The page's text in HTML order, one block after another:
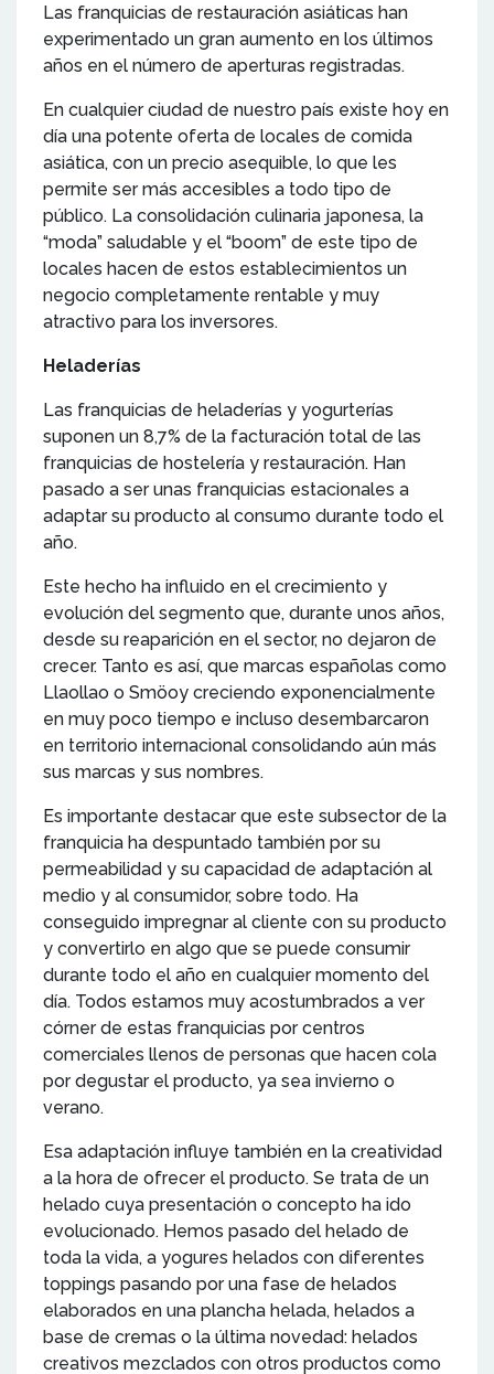
Las franquicias de restauración asiáticas han
experimentado un gran aumento en los últimos
años en el número de aperturas registradas.
En cualquier ciudad de nuestro país existe hoy en
día una potente oferta de locales de comida
asiática, con un precio asequible, lo que les
permite ser más accesibles a todo tipo de
público. La consolidación culinaria japonesa, la
“moda” saludable y el “boom” de este tipo de
locales hacen de estos establecimientos un
negocio completamente rentable y muy
atractivo para los inversores.
Heladerías
Las franquicias de heladerías y yogurterías
suponen un 8,7% de la facturación total de las
franquicias de hostelería y restauración. Han
pasado a ser unas franquicias estacionales a
adaptar su producto al consumo durante todo el
año.
Este hecho ha influido en el crecimiento y
evolución del segmento que, durante unos años,
desde su reaparición en el sector, no dejaron de
crecer. Tanto es así, que marcas españolas como
Llaollao o Smöoy creciendo exponencialmente
en muy poco tiempo e incluso desembarcaron
en territorio internacional consolidando aún más
sus marcas y sus nombres.
Es importante destacar que este subsector de la
franquicia ha despuntado también por su
permeabilidad y su capacidad de adaptación al
medio y al consumidor, sobre todo. Ha
conseguido impregnar al cliente con su producto
y convertirlo en algo que se puede consumir
durante todo el año en cualquier momento del
día. Todos estamos muy acostumbrados a ver
córner de estas franquicias por centros
comerciales llenos de personas que hacen cola
por degustar el producto, ya sea invierno o
verano.
Esa adaptación influye también en la creatividad
a la hora de ofrecer el producto. Se trata de un
helado cuya presentación o concepto ha ido
evolucionado. Hemos pasado del helado de
toda la vida, a yogures helados con diferentes
toppings pasando por una fase de helados
elaborados en una plancha helada, helados a
base de cremas o la última novedad: helados
creativos mezclados con otros productos como